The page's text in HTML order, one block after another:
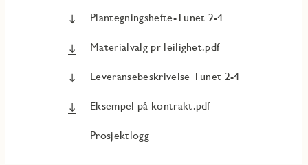
Plantegningshefte-Tunet 2-4
Materialvalg pr leilighet.pdf
Leveransebeskrivelse Tunet 2-4
Eksempel på kontrakt.pdf
Prosjektlogg